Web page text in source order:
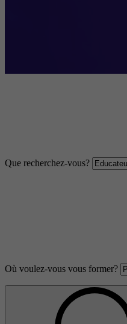
Que recherchez-vous?
Où voulez-vous vous former?